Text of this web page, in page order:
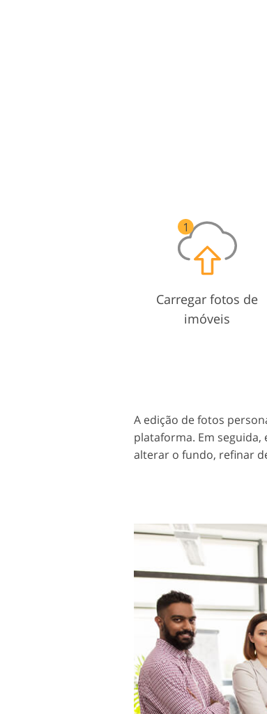
Carregar fotos de
imóveis
A edição de fotos
plataforma. Em
alterar o fundo, refinar